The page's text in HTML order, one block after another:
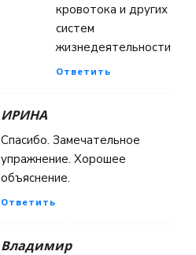
кровотока и других
систем
жизнедеятельности
Ответить
ИРИНА
Спасибо. Замечательное
упражнение. Хорошее
объяснение.
Ответить
Владимир